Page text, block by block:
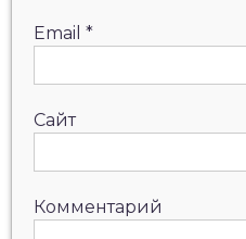
Email *
Сайт
Комментарий